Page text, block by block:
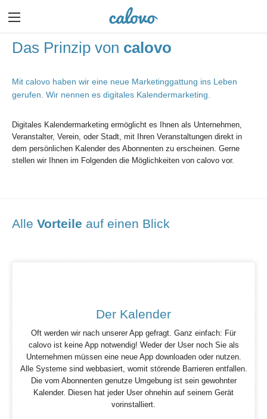
Das Prinzip von calovo
Mit calovo haben wir eine neue Marketinggattung ins Leben
gerufen. Wir nennen es digitales Kalendermarketing.
Digitales Kalendermarketing ermöglicht es Ihnen als Unternehmen,
Veranstalter, Verein, oder Stadt, mit Ihren Veranstaltungen direkt in
dem persönlichen Kalender des Abonnenten zu erscheinen. Gerne
stellen wir Ihnen im Folgenden die Möglichkeiten von calovo vor.
Alle Vorteile auf einen Blick
Der Kalender
Oft werden wir nach unserer App gefragt. Ganz einfach: Für
calovo ist keine App notwendig! Weder der User noch Sie als
Unternehmen müssen eine neue App downloaden oder nutzen.
Alle Systeme sind webbasiert, womit störende Barrieren entfallen.
Die vom Abonnenten genutze Umgebung ist sein gewohnter
Kalender. Diesen hat jeder User ohnehin auf seinem Gerät
vorinstalliert.